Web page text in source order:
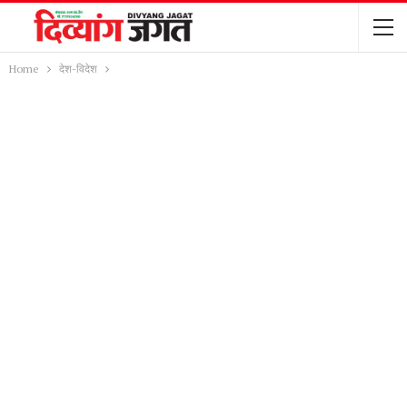
Home देश-विदेश